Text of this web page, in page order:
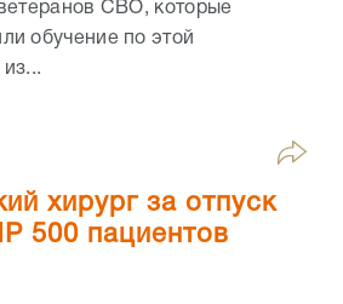
СВО, которые
обучение по этой
хирург за отпуск
500 пациентов